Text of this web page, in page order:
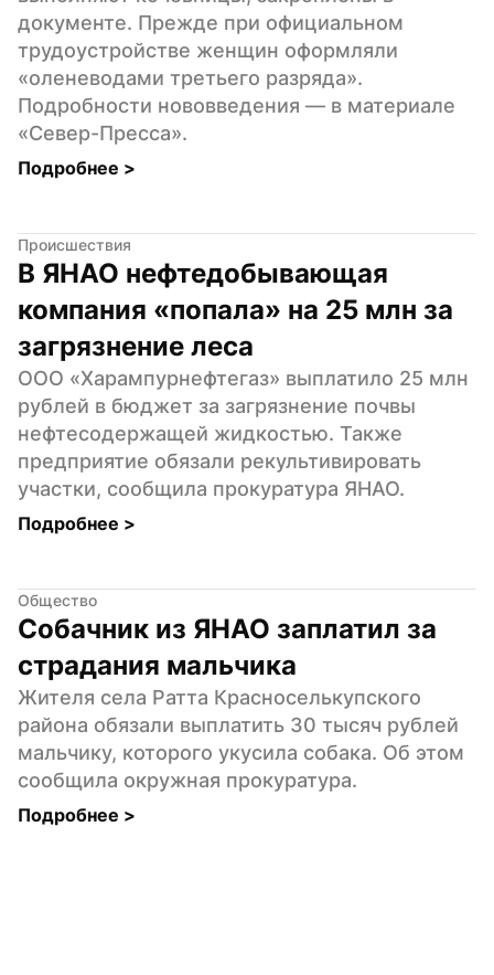
документе. Прежде при официальном
трудоустройстве женщин оформляли
«оленеводами третьего разряда».
Подробности нововведения — в материале
«Север-Пресса».
Подробнее >
Происшествия
В ЯНАО нефтедобывающая
компания «попала» на 25 млн за
загрязнение леса
ООО «Харампурнефтегаз» выплатило 25 млн
рублей в бюджет за загрязнение почвы
нефтесодержащей жидкостью. Также
предприятие обязали рекультивировать
участки, сообщила прокуратура ЯНАО.
Подробнее >
Общество
Собачник из ЯНАО заплатил за
страдания мальчика
Жителя села Ратта Красноселькупского
района обязали выплатить 30 тысяч рублей
мальчику, которого укусила собака. Об этом
сообщила окружная прокуратура.
Подробнее >